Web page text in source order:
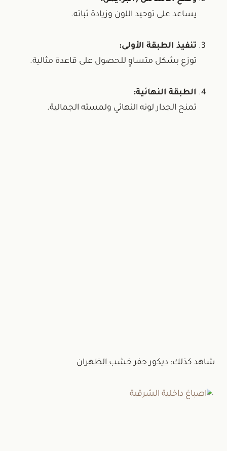
يساعد على توحيد اللون وزيادة ثباته.
تنفيذ الطبقة الأولى:
توزع بشكل متساوٍ للحصول على قاعدة مثالية.
الطبقة النهائية:
تمنح الجدار لونه النهائي ولمسته الجمالية.
شاهد كذلك: ديكور حفر خشب الظهران